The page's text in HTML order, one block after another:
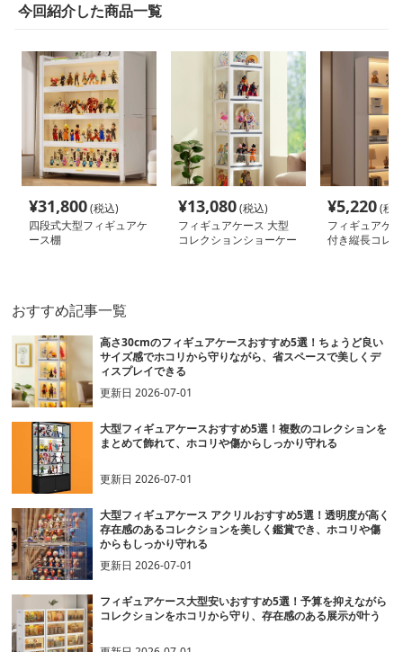
今回紹介した商品一覧
¥31,800(税込)
四段式大型フィギュアケ
ース棚
¥13,080(税込)
フィギュアケース 大型
コレクションショーケー
¥5,220(税
フィギュアケ
付き縦長コレ
おすすめ記事一覧
高さ30cmのフィギュアケースおすすめ5選！ちょうど良い
サイズ感でホコリから守りながら、省スペースで美しくデ
ィスプレイできる
更新日2026-07-01
大型フィギュアケースおすすめ5選！複数のコレクションを
まとめて飾れて、ホコリや傷からしっかり守れる
更新日2026-07-01
大型フィギュアケース アクリルおすすめ5選！透明度が高く
存在感のあるコレクションを美しく鑑賞でき、ホコリや傷
からもしっかり守れる
更新日2026-07-01
フィギュアケース大型安いおすすめ5選！予算を抑えながら
コレクションをホコリから守り、存在感のある展示が叶う